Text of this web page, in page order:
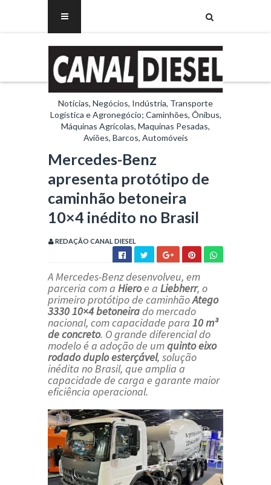
Notícias, Negócios, Indústria, Transporte
Logística e Agronegócio; Caminhões, Ônibus,
Máquinas Agrícolas, Maquinas Pesadas,
Aviões, Barcos, Automóveis
Mercedes-Benz
apresenta protótipo de
caminhão betoneira
10×4 inédito no Brasil
REDAÇÃO CANAL DIESEL
A Mercedes-Benz desenvolveu, em
parceria com a Hieroe a Liebherr, o
primeiro protótipo de caminhãoAtego
3330 10×4 betoneirado mercado
nacional, com capacidade para 10 m³
de concreto. O grande diferencial do
modelo é a adoção de umquinto eixo
rodado duplo esterçável, solução
inédita no Brasil, que amplia a
capacidade de carga e garante maior
eficiência operacional.